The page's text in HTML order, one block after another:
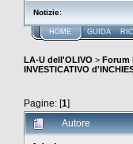
Notizie:
HOME GUIDA
LA-U dell'OLIVO > Forum
INVESTICATIVO
Pagine: [1]
Autore